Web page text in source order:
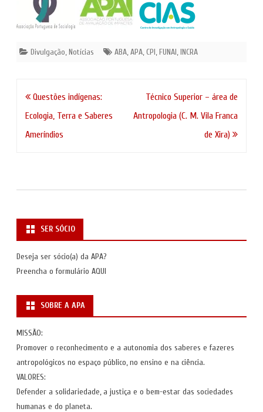
Divulgação,Notícias ABA,APA,CPI,FUNAI,INCRA
Navegação
de
artigos
Questões indígenas:
Ecologia, Terra e Saberes
Ameríndios
Técnico Superior – área de
Antropologia (C. M. Vila Franca
de Xira)
SER SÓCIO
Deseja ser sócio(a) da APA?
Preencha o formulário AQUI
SOBRE A APA
MISSÃO:
Promover o reconhecimento e a autonomia dos saberes e fazeres
antropológicos no espaço público, no ensino e na ciência.
VALORES:
Defender a solidariedade, a justiça e o bem-estar das sociedades
humanas e do planeta.